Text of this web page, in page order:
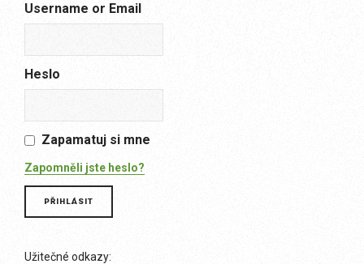
Username or Email
Heslo
Zapamatuj si mne
Zapomněli jste heslo?
Užitečné odkazy: